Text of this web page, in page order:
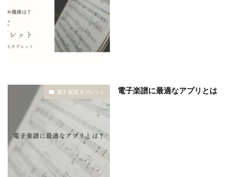
電子 楽譜 タブレット 電子楽譜に最適なアプリとは